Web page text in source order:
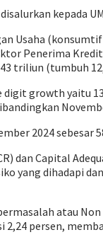
kepada
Penerima
triliun (tumbuh
growth yaitu
2024 sebesar
dan Capital
yang dihadapi
atau
persen,